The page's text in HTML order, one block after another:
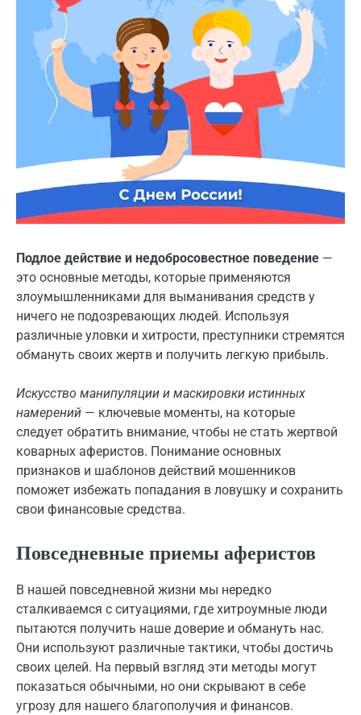
Подлое действие и недобросовестное поведение —
это основные методы, которые применяются
злоумышленниками для выманивания средств у
ничего не подозревающих людей. Используя
различные уловки и хитрости, преступники стремятся
обмануть своих жертв и получить легкую прибыль.
Искусство манипуляции и маскировки истинных
намерений — ключевые моменты, на которые
следует обратить внимание, чтобы не стать жертвой
коварных аферистов. Понимание основных
признаков и шаблонов действий мошенников
поможет избежать попадания в ловушку и сохранить
свои финансовые средства.
Повседневные приемы аферистов
В нашей повседневной жизни мы нередко
сталкиваемся с ситуациями, где хитроумные люди
пытаются получить наше доверие и обмануть нас.
Они используют различные тактики, чтобы достичь
своих целей. На первый взгляд эти методы могут
показаться обычными, но они скрывают в себе
угрозу для нашего благополучия и финансов.